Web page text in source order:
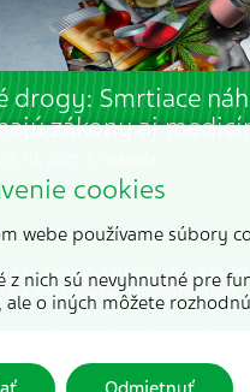
drogy: Smrtiace
zákony aj
sú nevyspytateľné, silné a
a medicína na ne zatiaľ nestačí.
cookies
webe používame súbory
z nich sú nevyhnutné pre
ale o iných môžete